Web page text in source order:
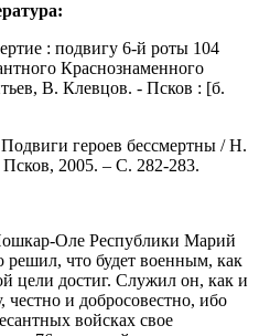
: подвигу 6-й роты 104
Краснознаменного
В. Клевцов. - Псков : [б.
героев бессмертны / Н.
2005. – С. 282-283.
Оле Республики Марий
что будет военным, как
цели достиг. Служил он, как и
и добросовестно, ибо
войсках свое